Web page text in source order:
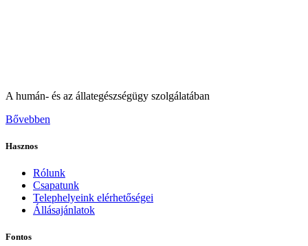
A humán- és az állategészségügy szolgálatában
Bővebben
Hasznos
Rólunk
Csapatunk
Telephelyeink elérhetőségei
Állásajánlatok
Fontos